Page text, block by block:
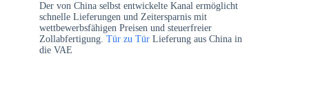
Der von China selbst entwickelte Kanal ermöglicht
schnelle Lieferungen und Zeitersparnis mit
wettbewerbsfähigen Preisen und steuerfreier
Zollabfertigung. Tür zu TürLieferung aus China in
die VAE